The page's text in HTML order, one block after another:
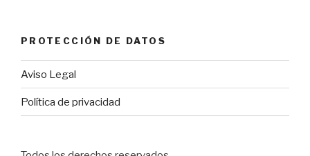
PROTECCIÓN DE DATOS
Aviso Legal
Política de privacidad